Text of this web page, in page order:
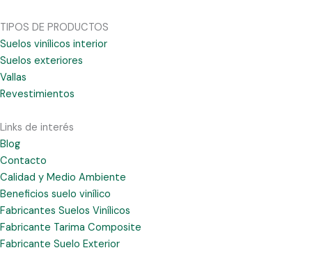
TIPOS DE PRODUCTOS
Suelos vinílicos interior
Suelos exteriores
Vallas
Revestimientos
Links de interés
Blog
Contacto
Calidad y Medio Ambiente
Beneficios suelo vinílico
Fabricantes Suelos Vinílicos
Fabricante Tarima Composite
Fabricante Suelo Exterior